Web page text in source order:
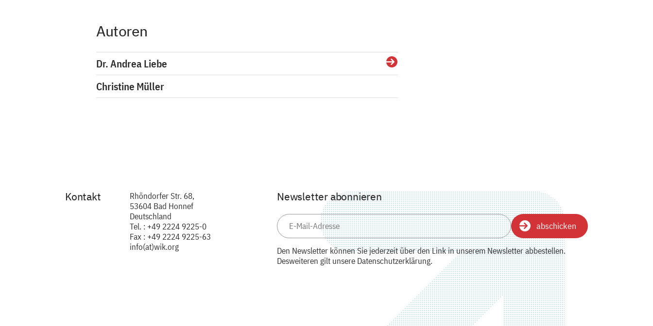
Autoren
Dr. Andrea Liebe Details
Christine Müller
Newsletter abonnieren
abschicken
Den Newsletter können Sie jederzeit über den Link in unserem Newsletter abbestellen.
Desweiteren gilt unsere Datenschutzerklärung.
Kontakt
Rhöndorfer Str. 68,
53604 Bad Honnef
Deutschland
Tel. : +49 2224 9225-0
Fax : +49 2224 9225-63
info(at)wik.org